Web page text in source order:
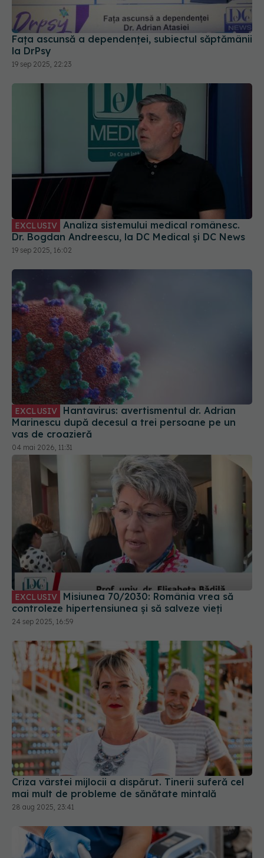
Fața ascunsă a dependenței, subiectul săptămânii
la DrPsy
19 sep 2025, 22:23
EXCLUSIV
Dr. Bogdan Andreescu, la DC Medical și DC News
19 sep 2025, 16:02
EXCLUSIV
Marinescu după decesul a trei persoane pe un
vas de croazieră
04 mai 2026, 11:31
EXCLUSIV
controleze hipertensiunea și să salveze vieți
24 sep 2025, 16:59
Criza vârstei mijlocii a dispărut. Tinerii suferă cel
mai mult de probleme de sănătate mintală
28 aug 2025, 23:41